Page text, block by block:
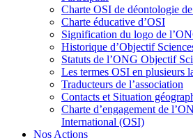
Charte OSI de déontologie
Charte éducative d’OSI
Signification du logo de
Historique d’Objectif
Statuts de l’ONG Objectif
Les termes OSI en plusieurs
Traducteurs de l’association
Contacts et Situation
Charte d’engagement de
International (OSI)
Nos Actions